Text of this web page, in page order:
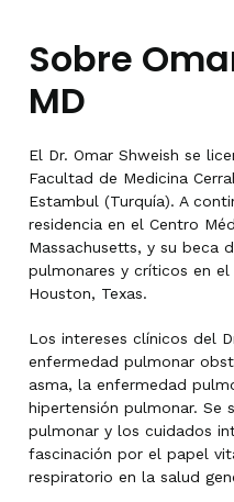
Sobre
MD
El Dr. Omar Shweish se
Facultad de Medicina
Estambul (Turquía). A
residencia en el Centro
Massachusetts, y su beca
pulmonares y críticos en
Houston, Texas.
Los intereses clínicos del
enfermedad pulmonar
asma, la enfermedad
hipertensión pulmonar. Se
pulmonar y los cuidados
fascinación por el papel
respiratorio en la salud